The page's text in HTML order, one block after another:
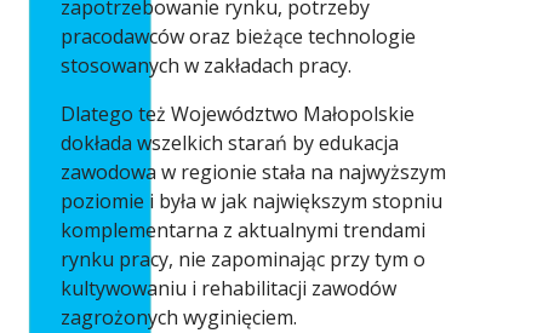
zapotrzebowanie rynku, potrzeby
pracodawców oraz bieżące technologie
stosowanych w zakładach pracy.
Dlatego też Województwo Małopolskie
dokłada wszelkich starań by edukacja
zawodowa w regionie stała na najwyższym
poziomie i była w jak największym stopniu
komplementarna z aktualnymi trendami
rynku pracy, nie zapominając przy tym o
kultywowaniu i rehabilitacji zawodów
zagrożonych wyginięciem.